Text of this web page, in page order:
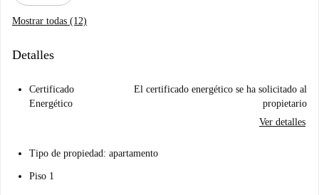
Mostrar todas (12)
Detalles
Certificado
Energético
El certificado energético se ha solicitado al
propietario
Ver detalles
Tipo de propiedad: apartamento
Piso 1